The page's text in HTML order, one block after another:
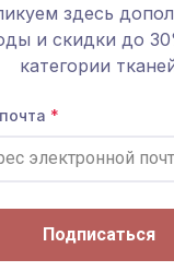
костюмный цв.Нежно-
100%, 180гр/м.кв
руб. 1250 руб.
здесь
и скидки до
категории
Подписаться